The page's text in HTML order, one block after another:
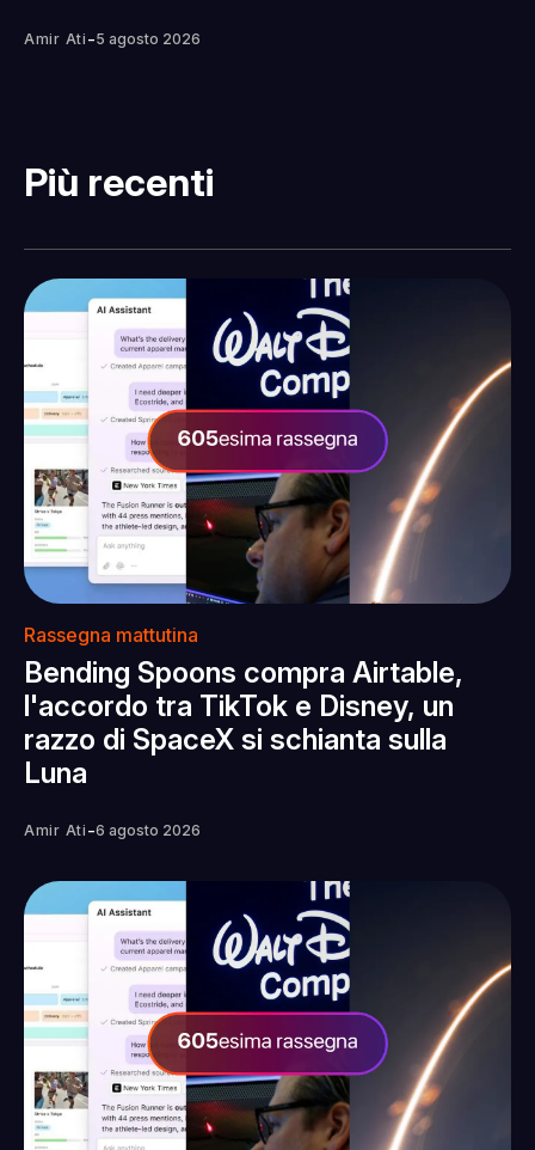
Amir Ati -5 agosto 2026
Più recenti
Rassegna mattutina
Bending Spoons compra Airtable,
l'accordo tra TikTok e Disney, un
razzo di SpaceX si schianta sulla
Luna
Amir Ati -6 agosto 2026